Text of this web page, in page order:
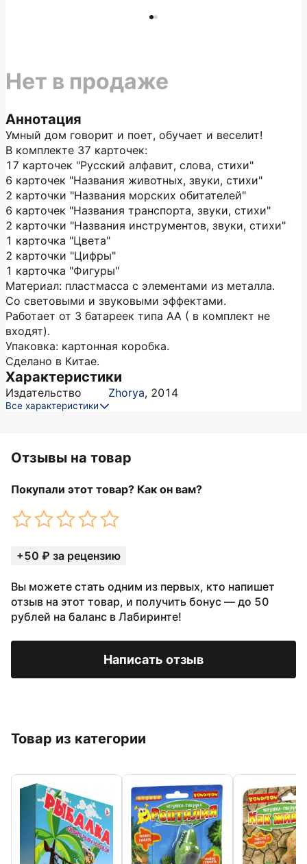
Аннотация
Умный дом говорит и поет, обучает и веселит!
В комплекте 37 карточек:
17 карточек "Русский алфавит, слова, стихи"
6 карточек "Названия животных, звуки, стихи"
2 карточки "Названия морских обитателей"
6 карточек "Названия транспорта, звуки, стихи"
2 карточки "Названия инструментов, звуки, стихи"
1 карточка "Цвета"
2 карточки "Цифры"
1 карточка "Фигуры"
Материал: пластмасса с элементами из металла.
Со световыми и звуковыми эффектами.
Работает от 3 батареек типа АА ( в комплект не
входят).
Упаковка: картонная коробка.
Сделано в Китае.
Характеристики
Издательство Zhorya, 2014
Все характеристики
Нет в продаже
Отзывы на товар
Покупали этот товар? Как он вам?
+50 ₽ за рецензию
Вы можете стать одним из первых, кто напишет
отзыв на этот товар, и получить бонус — до 50
рублей на баланс в Лабиринте!
Написать отзыв
Товар из категории